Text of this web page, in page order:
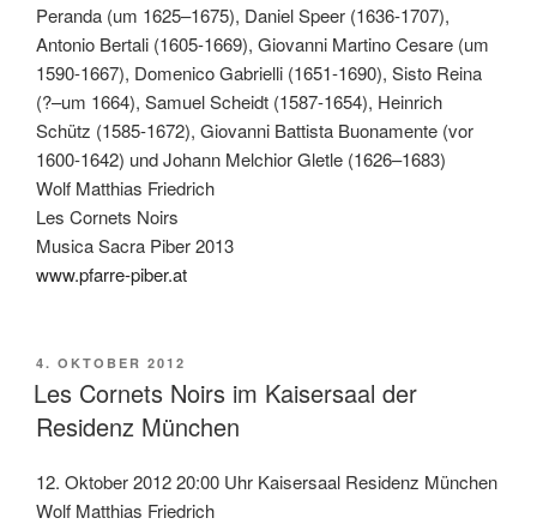
Peranda (um 1625–1675), Daniel Speer (1636-1707),
Antonio Bertali (1605-1669), Giovanni Martino Cesare (um
1590-1667), Domenico Gabrielli (1651-1690), Sisto Reina
(?–um 1664), Samuel Scheidt (1587-1654), Heinrich
Schütz (1585-1672), Giovanni Battista Buonamente (vor
1600-1642) und Johann Melchior Gletle (1626–1683)
Wolf Matthias Friedrich
Les Cornets Noirs
Musica Sacra Piber 2013
www.pfarre-piber.at
VERÖFFENTLICHT
AM
4. OKTOBER 2012
Les Cornets Noirs im Kaisersaal der
Residenz München
12. Oktober 2012 20:00 Uhr Kaisersaal Residenz München
Wolf Matthias Friedrich